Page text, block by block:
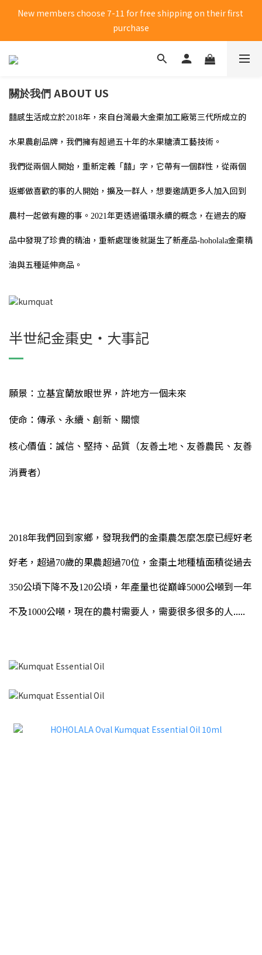
New members choose 7-11 for free shipping on their first
purchase
New members choose 7-11 for free shipping on their first
purchase
Click me to receive 50 yuan shopping credit
New members choose 7-11 for free shipping on their first
關於我們 ABOUT US
囍感生活成立於2018年，來自台灣最大金棗加工廠第三代所成立的
水果農創品牌，我們擁有超過五十年的水果糖漬工藝技術。
我們從兩個人開始，重新定義「囍」字，它帶有一個群性，從兩個
返鄉做喜歡的事的人開始，擴及一群人，想要邀請更多人加入回到
農村一起做有趣的事。 2021年更透過循環永續的概念，在過去的廢
品中發現了珍貴的精油，重新處理後就誕生了新產品-hoholala金棗精
油與五種延伸商品。
半世紀金棗史・大事記
願景：立基宜蘭放眼世界，許地方一個未來
使命：傳承、永續、創新、關懷
核心價值：誠信、堅持、品質（友善土地、友善農民、友善
消費者）
2018年我們回到家鄉，發現我們的金棗農怎麼怎麼已經好老
好老，超過70歲的果農超過70位， 金棗土地種植面積從過去
350公頃下降不及120公頃，年產量也從巔峰5000公噸到一年
不及1000公噸，現在的農村需要人，需要很多很多的人.....